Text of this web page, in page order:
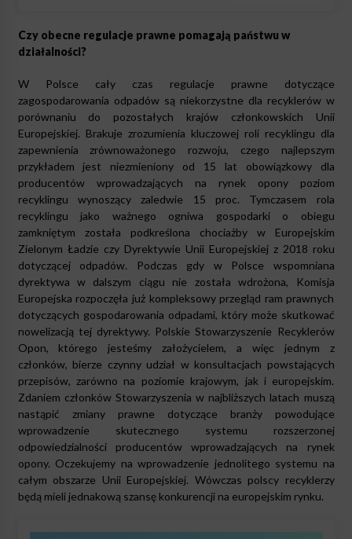
Czy obecne regulacje prawne pomagają państwu w
działalności?
W Polsce cały czas regulacje prawne dotyczące
zagospodarowania odpadów są niekorzystne dla recyklerów w
porównaniu do pozostałych krajów członkowskich Unii
Europejskiej. Brakuje zrozumienia kluczowej roli recyklingu dla
zapewnienia zrównoważonego rozwoju, czego najlepszym
przykładem jest niezmieniony od 15 lat obowiązkowy dla
producentów wprowadzających na rynek opony poziom
recyklingu wynoszący zaledwie 15 proc. Tymczasem rola
recyklingu jako ważnego ogniwa gospodarki o obiegu
zamkniętym została podkreślona chociażby w Europejskim
Zielonym Ładzie czy Dyrektywie Unii Europejskiej z 2018 roku
dotyczącej odpadów. Podczas gdy w Polsce wspomniana
dyrektywa w dalszym ciągu nie została wdrożona, Komisja
Europejska rozpoczęła już kompleksowy przegląd ram prawnych
dotyczących gospodarowania odpadami, który może skutkować
nowelizacją tej dyrektywy. Polskie Stowarzyszenie Recyklerów
Opon, którego jesteśmy założycielem, a więc jednym z
członków, bierze czynny udział w konsultacjach powstających
przepisów, zarówno na poziomie krajowym, jak i europejskim.
Zdaniem członków Stowarzyszenia w najbliższych latach muszą
nastąpić zmiany prawne dotyczące branży powodujące
wprowadzenie skutecznego systemu rozszerzonej
odpowiedzialności producentów wprowadzających na rynek
opony. Oczekujemy na wprowadzenie jednolitego systemu na
całym obszarze Unii Europejskiej. Wówczas polscy recyklerzy
będą mieli jednakową szansę konkurencji na europejskim rynku.